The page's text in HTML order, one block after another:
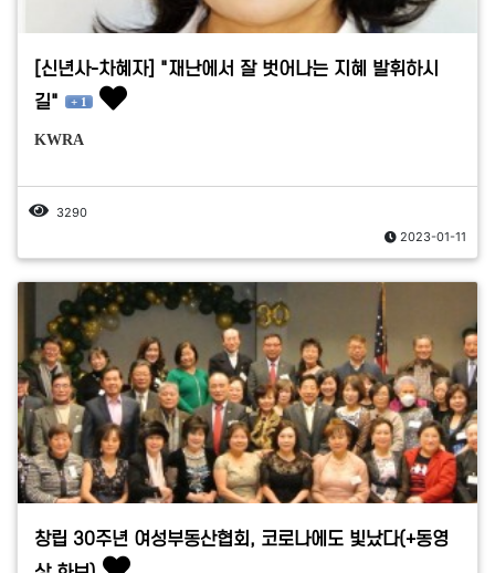
[신년사-차혜자] "재난에서 잘 벗어나는 지혜 발휘하시
길"
+ 1
KWRA
3290
2023-01-11
창립 30주년 여성부동산협회, 코로나에도 빛났다(+동영